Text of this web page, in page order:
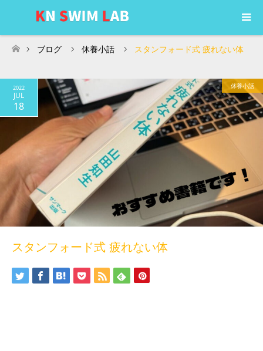
ホーム
ブログ 休養小話 スタンフォード式 疲れない体
2022
JUL
18
休養小話
スタンフォード式 疲れない体